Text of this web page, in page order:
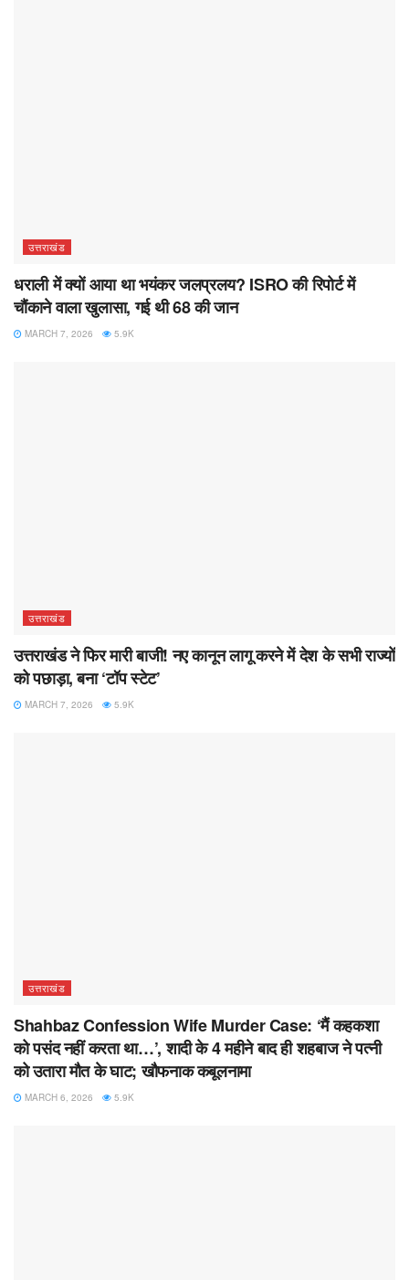
उत्तराखंड
धराली में क्यों आया था भयंकर जलप्रलय? ISRO की रिपोर्ट में
चौंकाने वाला खुलासा, गई थी 68 की जान
MARCH 7, 2026 5.9K
उत्तराखंड
उत्तराखंड ने फिर मारी बाजी! नए कानून लागू करने में देश के सभी राज्यों
को पछाड़ा, बना ‘टॉप स्टेट’
MARCH 7, 2026 5.9K
उत्तराखंड
Shahbaz Confession Wife Murder Case: ‘मैं कहकशा
को पसंद नहीं करता था…’, शादी के 4 महीने बाद ही शहबाज ने पत्नी
को उतारा मौत के घाट; खौफनाक कबूलनामा
MARCH 6, 2026 5.9K